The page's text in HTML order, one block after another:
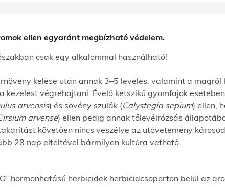
ellen egyaránt megbízható védelem.
csak egy alkalommal használható!
kelése után annak 3–5 leveles, valamint a magról
kezelést végrehajtani. Évelő kétszikű gyomfajok
arvensis) és sövény szulák (Calystegia sepium) ellen,
arvense) ellen pedig annak tőlevélrózsás
követően nincs veszélye az utóvetemény
28 nap elteltével bármilyen kultúra vethető.
hormonhatású herbicidek herbicidcsoporton belül az